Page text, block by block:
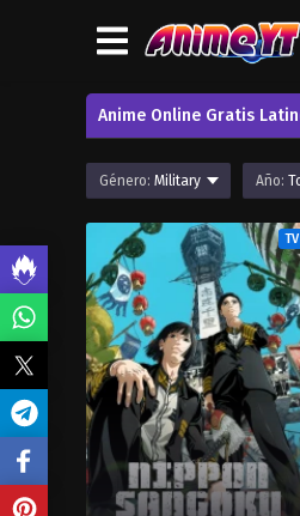
Anime Online Gratis
Género: Military Año:
TV